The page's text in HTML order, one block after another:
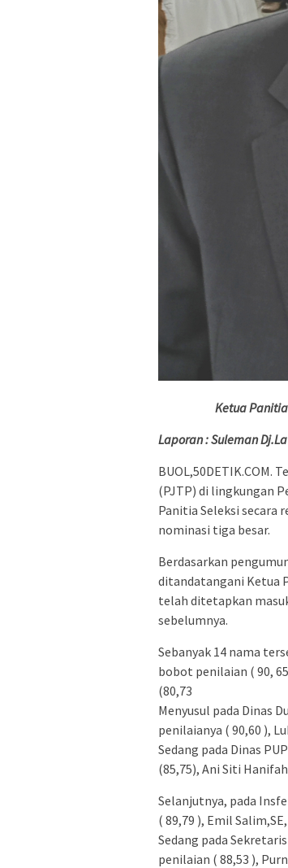
Ketua
Laporan : Suleman
BUOL,50DETIK.COM.
(PJTP) di lingkungan
Panitia Seleksi secara
nominasi tiga besar.
Berdasarkan
ditandatangani Ketua
telah ditetapkan
sebelumnya.
Sebanyak 14 nama
bobot penilaian ( 90,
(80,73
Menyusul pada Dinas
penilaianya ( 90,60 ),
Sedang pada Dinas
(85,75), Ani Siti
Selanjutnya, pada
( 89,79 ), Emil
Sedang pada
penilaian ( 88,53 ),